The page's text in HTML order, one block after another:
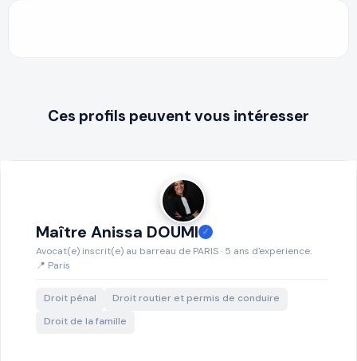
Ces profils peuvent vous intéresser
Maître Anissa DOUMI ✓
Avocat(e) inscrit(e) au barreau de PARIS · 5 ans d'experience.
📍 Paris
Droit pénal
Droit routier et permis de conduire
Droit de la famille